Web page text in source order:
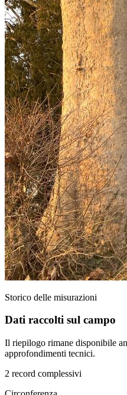
Storico delle misurazioni
Dati raccolti sul campo
Il riepilogo rimane disponibile
approfondimenti tecnici.
2 record complessivi